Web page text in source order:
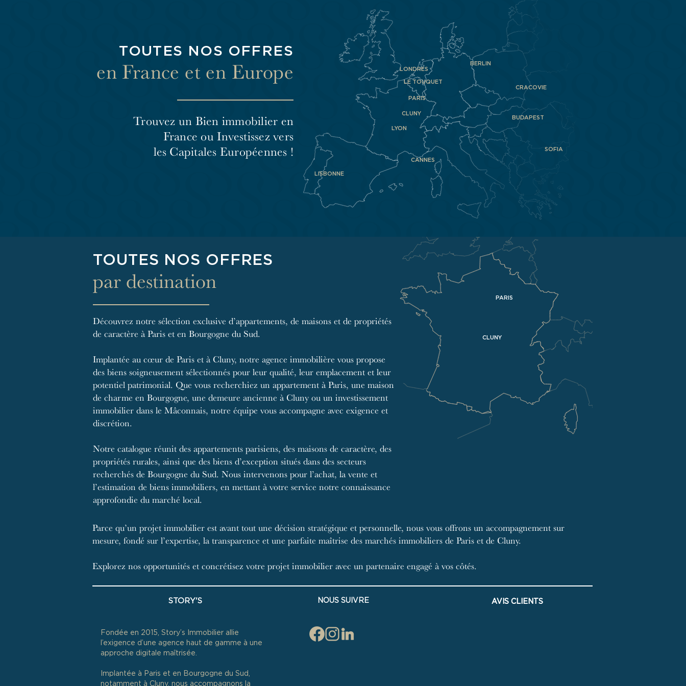
TOUTES NOS OFFRES
en France et en Europe
Trouvez un Bien immobilier en
France ou Investissez vers
les Capitales Européennes !
LONDRES
CANNES
LISBONNE
LYON
CLUNY
PARIS
LE TOUQUET
BERLIN
CRACOVIE
BUDAPEST
SOFIA
TOUTES NOS OFFRES
par destination
Découvrez notre sélection exclusive d’appartements, de maisons et de propriétés
de caractère à Paris et en Bourgogne du Sud.
Implantée au cœur de Paris et à Cluny, notre agence immobilière vous propose
des biens soigneusement sélectionnés pour leur qualité, leur emplacement et leur
potentiel patrimonial. Que vous recherchiez un appartement à Paris, une maison
de charme en Bourgogne, une demeure ancienne à Cluny ou un investissement
immobilier dans le Mâconnais, notre équipe vous accompagne avec exigence et
discrétion.
Notre catalogue réunit des appartements parisiens, des maisons de caractère, des
propriétés rurales, ainsi que des biens d’exception situés dans des secteurs
recherchés de Bourgogne du Sud. Nous intervenons pour l’achat, la vente et
l’estimation de biens immobiliers, en mettant à votre service notre connaissance
approfondie du marché local.
CLUNY
PARIS
Parce qu’un projet immobilier est avant tout une décision stratégique et personnelle, nous vous offrons un accompagnement sur
mesure, fondé sur l’expertise, la transparence et une parfaite maîtrise des marchés immobiliers de Paris et de Cluny.
Explorez nos opportunités et concrétisez votre projet immobilier avec un partenaire engagé à vos côtés.
STORY'S
Fondée en 2015, Story’s Immobilier allie
l’exigence d’une agence haut de gamme à une
approche digitale maîtrisée.
Implantée à Paris et en Bourgogne du Sud,
notamment à Cluny, nous accompagnons la
NOUS SUIVRE AVIS CLIENTS
AVIS CLIENTS